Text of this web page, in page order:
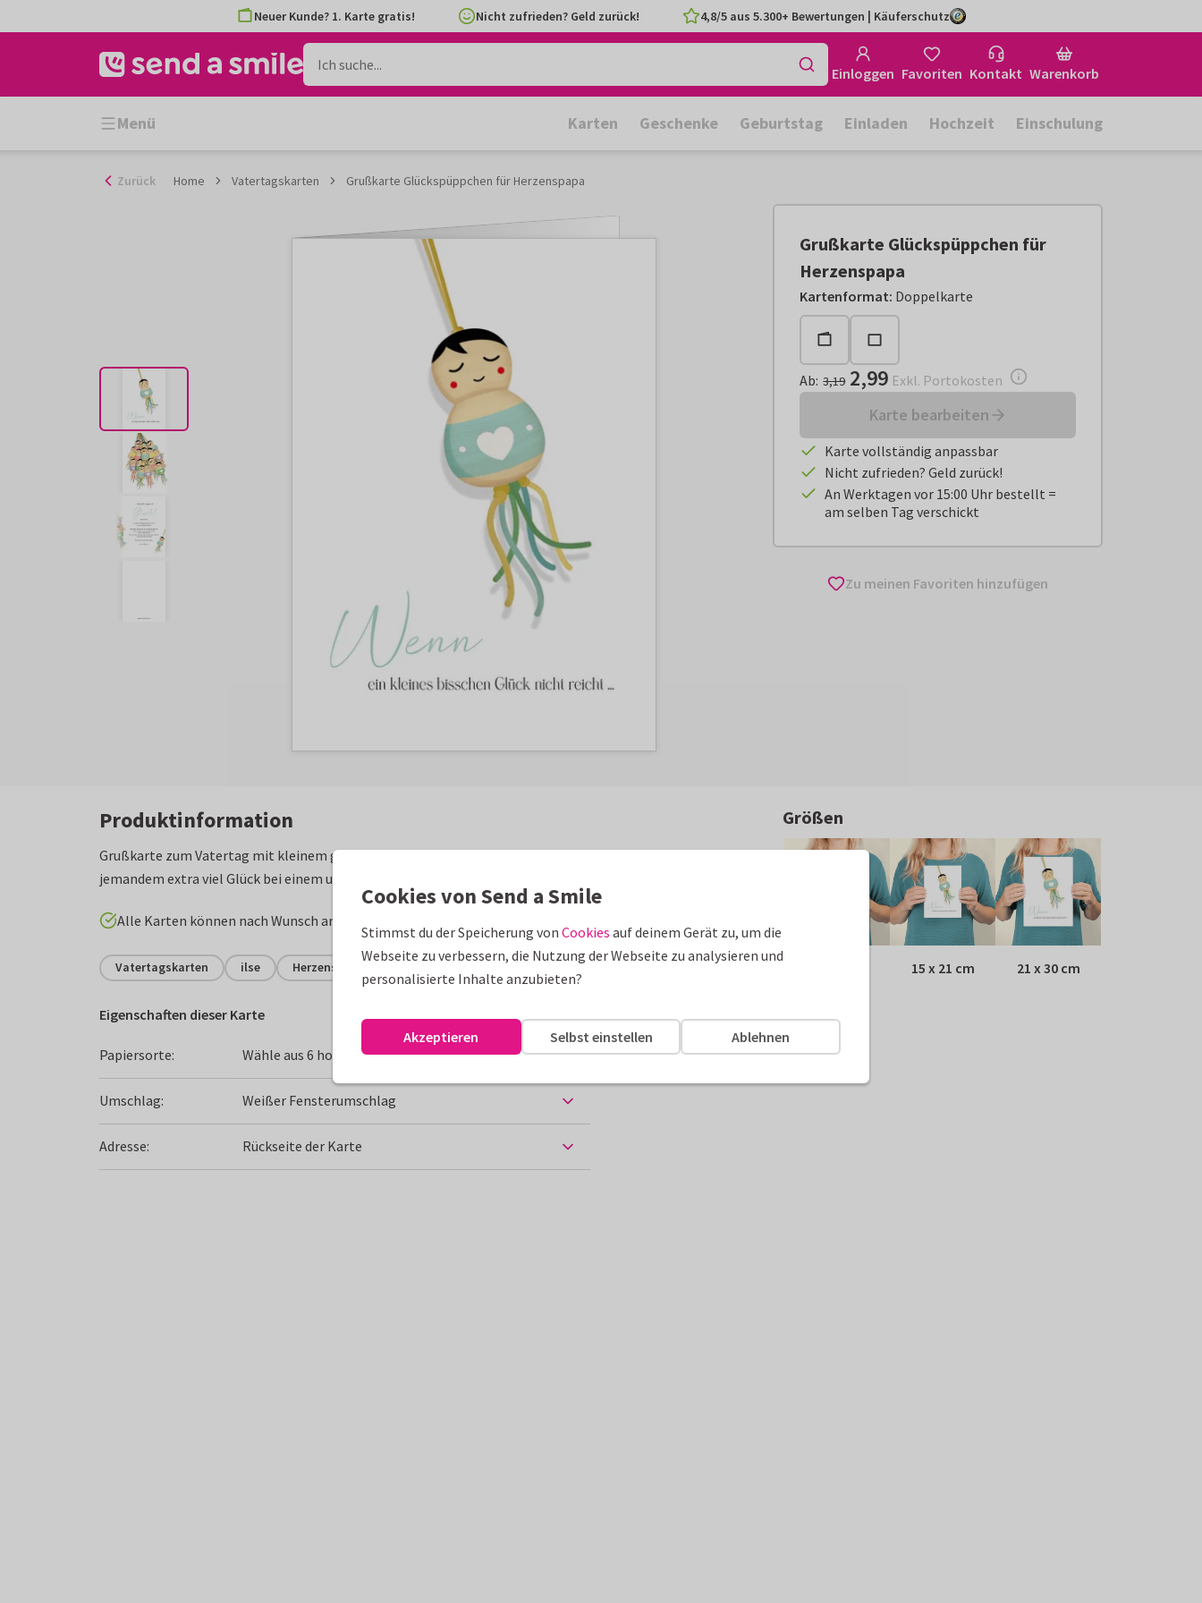
Inhalt
Neuer Kunde? 1. Karte gratis! Nicht zufrieden? Geld zurück! 4,8/5 aus 5.300+ Bewertungen | Käuferschutz
Einloggen Favoriten Kontakt Warenkorb
Menü Karten Geschenke Geburtstag Einladen Hochzeit Einschulung
Zurück Home Vatertagskarten Grußkarte Glückspüppchen für Herzenspapa
Grußkarte Glückspüppchen für
Herzenspapa
Kartenformat: Doppelkarte
Ab:€ 2,99Exkl. Portokosten
Ab: 3,19 2,99 Exkl. Portokosten
Karte bearbeiten
Karte vollständig anpassbar
Nicht zufrieden? Geld zurück!
An Werktagen vor 15:00 Uhr bestellt =
am selben Tag verschickt
Zu meinen Favoriten hinzufügen
Produktinformation
Grußkarte zum Vatertag mit kleinem großen Glücksbringer. Wünsche
jemandem extra viel Glück bei einem unerfülltem Kinderwunsch.
Alle Karten können nach Wunsch angepasst werden.
Vatertagskarten ilse Herzenspapa
Eigenschaften dieser Karte
Papiersorte: Wähle aus 6 hochwertigen Papiersorten
Umschlag: Weißer Fensterumschlag
Adresse: Rückseite der Karte
Größen
15 x 21 cm 21 x 30 cm
Cookies von Send a Smile
Stimmst du der Speicherung von Cookies auf deinem Gerät zu, um die
Webseite zu verbessern, die Nutzung der Webseite zu analysieren und
personalisierte Inhalte anzubieten?
Ablehnen
Selbst einstellen
Akzeptieren